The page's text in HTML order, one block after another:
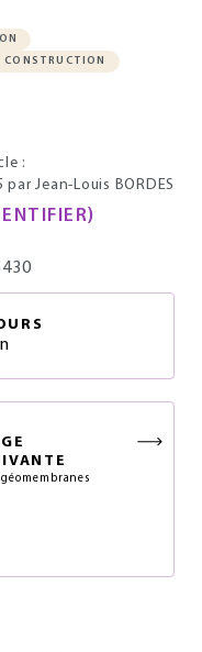
CONSTRUCTION
:
par Jean-Louis BORDES
géomembranes